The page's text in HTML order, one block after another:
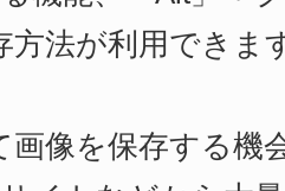
方法が利用できま
画像を保存する機